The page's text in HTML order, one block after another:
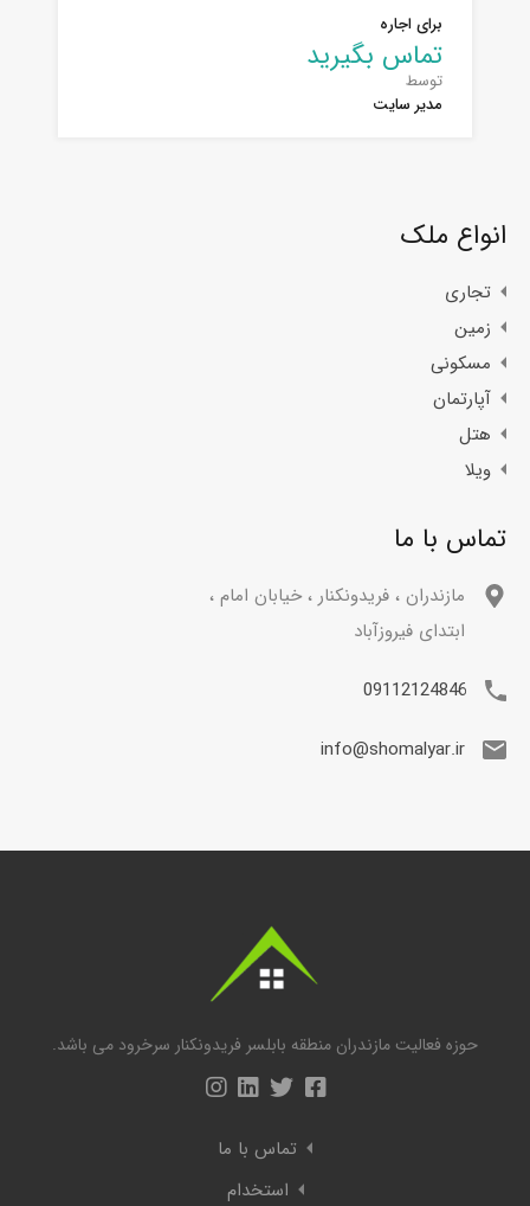
برای اجاره
تماس بگیرید
توسط
مدیر سایت
انواع ملک
تجاری
زمین
مسکونی
آپارتمان
هتل
ویلا
تماس با ما
مازندران ، فریدونکنار ، خیابان امام ،
ابتدای فیروزآباد
09112124846
info@shomalyar.ir
حوزه فعالیت مازندران منطقه بابلسر فریدونکنار سرخرود می باشد.
تماس با ما
استخدام